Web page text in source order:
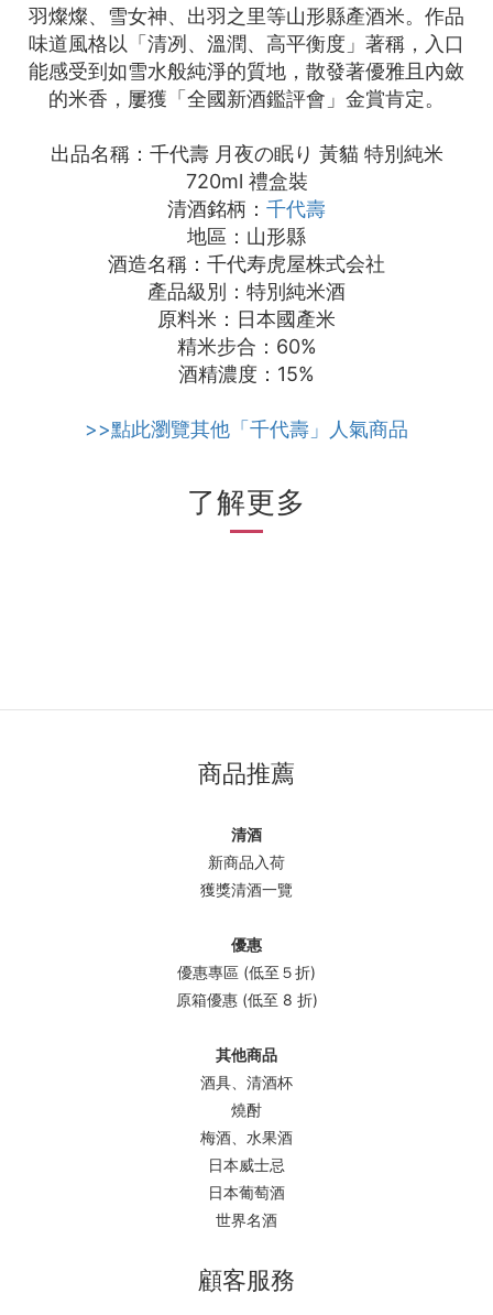
羽燦燦、雪女神、出羽之里等山形縣產酒米。作品
味道風格以「清冽、溫潤、高平衡度」著稱，入口
能感受到如雪水般純淨的質地，散發著優雅且內斂
的米香，屢獲「全國新酒鑑評會」金賞肯定。
出品名稱：千代壽 月夜の眠り 黃貓 特別純米
720ml 禮盒裝
清酒銘柄： 千代壽
地區：山形縣
酒造名稱：千代寿虎屋株式会社
產品級別：特別純米酒
原料米：日本國產米
精米步合：60%
酒精濃度：15%
>>點此瀏覽其他「千代壽」人氣商品
了解更多
商品推薦
清酒
新商品入荷
獲獎清酒一覽
優惠
優惠專區 (低至５折)
原箱優惠 (低至 8 折)
其他商品
酒具、清酒杯
燒酎
梅酒、水果酒
日本威士忌
日本葡萄酒
世界名酒
顧客服務